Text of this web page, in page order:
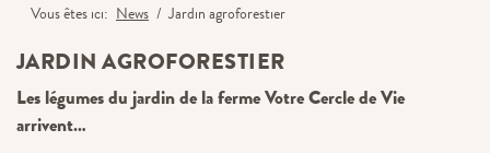
Vous êtes ici News Jardin agroforestier
JARDIN AGROFORESTIER
Les légumes du jardin de la ferme Votre Cercle de Vie
arrivent…